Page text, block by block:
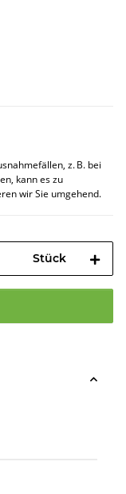
z. B. bei
kann es zu
wir Sie umgehend.
Stück